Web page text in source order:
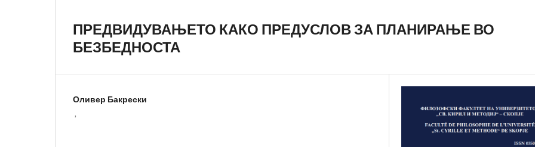
ПРЕДВИДУВАЊЕТО КАКО ПРЕДУСЛОВ ЗА ПЛАНИРАЊЕ ВО
БЕЗБЕДНОСТА
Оливер Бакрески
,